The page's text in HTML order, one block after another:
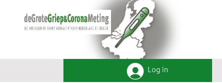
Log in